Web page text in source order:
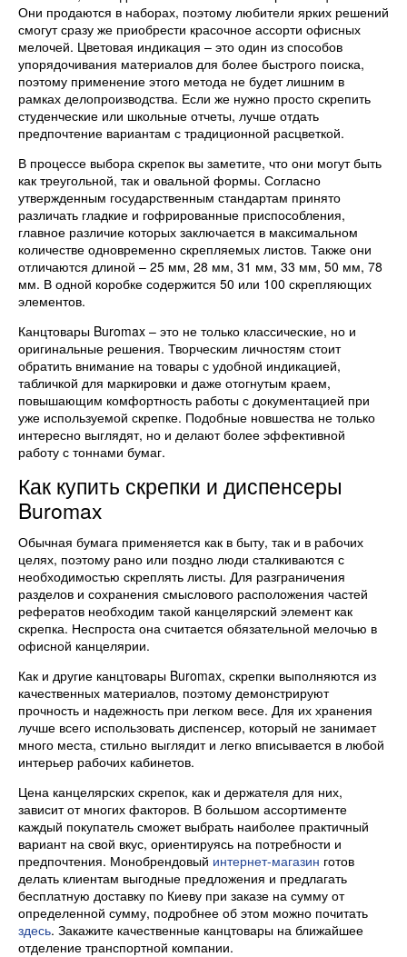
Они продаются в наборах, поэтому любители ярких решений
смогут сразу же приобрести красочное ассорти офисных
мелочей. Цветовая индикация – это один из способов
упорядочивания материалов для более быстрого поиска,
поэтому применение этого метода не будет лишним в
рамках делопроизводства. Если же нужно просто скрепить
студенческие или школьные отчеты, лучше отдать
предпочтение вариантам с традиционной расцветкой.
В процессе выбора скрепок вы заметите, что они могут быть
как треугольной, так и овальной формы. Согласно
утвержденным государственным стандартам принято
различать гладкие и гофрированные приспособления,
главное различие которых заключается в максимальном
количестве одновременно скрепляемых листов. Также они
отличаются длиной – 25 мм, 28 мм, 31 мм, 33 мм, 50 мм, 78
мм. В одной коробке содержится 50 или 100 скрепляющих
элементов.
Канцтовары Buromax – это не только классические, но и
оригинальные решения. Творческим личностям стоит
обратить внимание на товары с удобной индикацией,
табличкой для маркировки и даже отогнутым краем,
повышающим комфортность работы с документацией при
уже используемой скрепке. Подобные новшества не только
интересно выглядят, но и делают более эффективной
работу с тоннами бумаг.
Как купить скрепки и диспенсеры
Buromax
Обычная бумага применяется как в быту, так и в рабочих
целях, поэтому рано или поздно люди сталкиваются с
необходимостью скреплять листы. Для разграничения
разделов и сохранения смыслового расположения частей
рефератов необходим такой канцелярский элемент как
скрепка. Неспроста она считается обязательной мелочью в
офисной канцелярии.
Как и другие канцтовары Buromax, скрепки выполняются из
качественных материалов, поэтому демонстрируют
прочность и надежность при легком весе. Для их хранения
лучше всего использовать диспенсер, который не занимает
много места, стильно выглядит и легко вписывается в любой
интерьер рабочих кабинетов.
Цена канцелярских скрепок, как и держателя для них,
зависит от многих факторов. В большом ассортименте
каждый покупатель сможет выбрать наиболее практичный
вариант на свой вкус, ориентируясь на потребности и
предпочтения. Монобрендовый интернет-магазин готов
делать клиентам выгодные предложения и предлагать
бесплатную доставку по Киеву при заказе на сумму от
определенной сумму, подробнее об этом можно почитать
здесь. Закажите качественные канцтовары на ближайшее
отделение транспортной компании.